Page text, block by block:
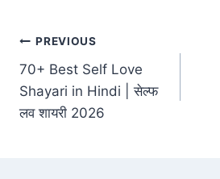
Post
navigation
PREVIOUS
70+ Best Self Love
Shayari in Hindi | सेल्फ
लव शायरी 2026